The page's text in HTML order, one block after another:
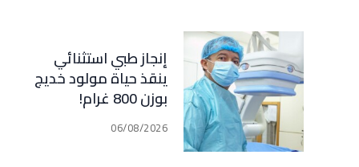
إنجاز طبي استثنائي
ينقذ حياة مولود خديج
بوزن 800 غرام!
06/08/2026